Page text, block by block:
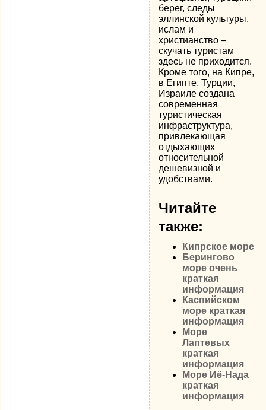
берег, следы
эллинской культуры,
ислам и
христианство –
скучать туристам
здесь не приходится.
Кроме того, на Кипре,
в Египте, Турции,
Израиле создана
современная
туристическая
инфраструктура,
привлекающая
отдыхающих
относительной
дешевизной и
удобствами.
Читайте
также:
Кипрское море
Берингово
море очень
краткая
информация
Каспийском
море краткая
информация
Море
Лаптевых
краткая
информация
Море Иё-Нада
краткая
информация